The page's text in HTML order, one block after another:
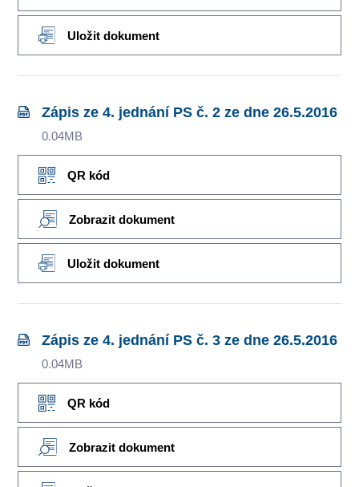
Uložit dokument
Zápis ze 4. jednání PS č. 2 ze dne 26.5.2016
0.04MB
QR kód
Zobrazit dokument
Uložit dokument
Zápis ze 4. jednání PS č. 3 ze dne 26.5.2016
0.04MB
QR kód
Zobrazit dokument